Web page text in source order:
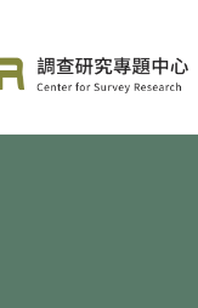
—方法